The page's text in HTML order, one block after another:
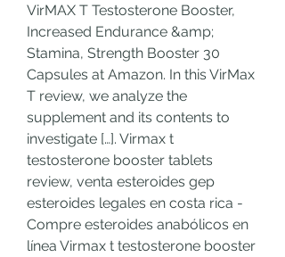
VirMAX T Testosterone Booster,
Increased Endurance &amp;
Stamina, Strength Booster 30
Capsules at Amazon. In this VirMax
T review, we analyze the
supplement and its contents to
investigate […]. Virmax t
testosterone booster tablets
review, venta esteroides gep
esteroides legales en costa rica -
Compre esteroides anabólicos en
línea Virmax t testosterone booster